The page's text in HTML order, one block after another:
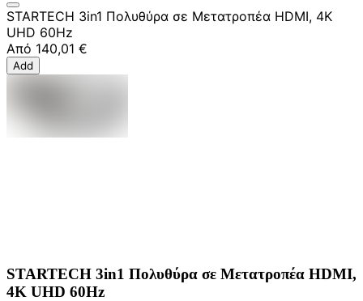
STARTECH 3in1 Πολυθύρα σε Μετατροπέα HDMI, 4K
UHD 60Hz
Από 140,01 €
Add
STARTECH 3in1 Πολυθύρα σε Μετατροπέα HDMI,
4K UHD 60Hz